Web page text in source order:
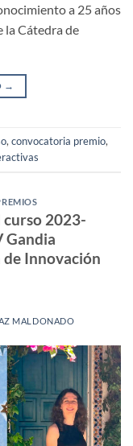
a 25 años
la Cátedra de
→
, convocatoria premio,
curso 2023-
Gandia
Innovación
MALDONADO